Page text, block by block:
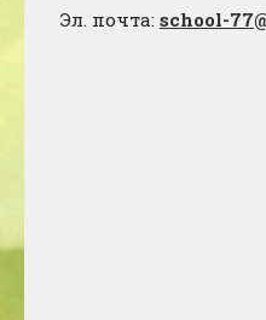
Эл. почта: school-